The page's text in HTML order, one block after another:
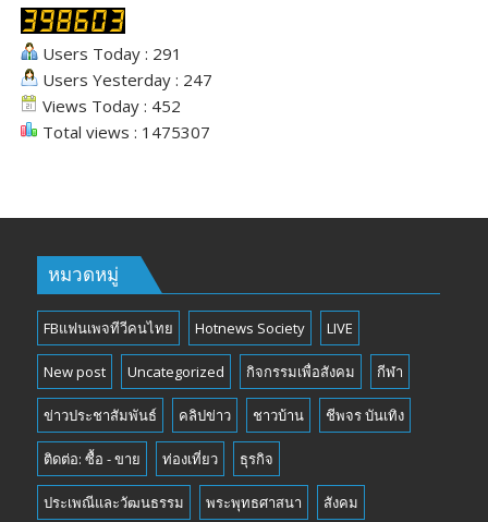
Users Today : 291
Users Yesterday : 247
Views Today : 452
Total views : 1475307
หมวดหมู่
FBแฟนเพจทีวีคนไทย Hotnews Society LIVE
New post Uncategorized กิจกรรมเพื่อสังคม กีฬา
ข่าวประชาสัมพันธ์ คลิปข่าว ชาวบ้าน ชีพจร บันเทิง
ติดต่อ: ซื้อ - ขาย ท่องเที่ยว ธุรกิจ
ประเพณีและวัฒนธรรม พระพุทธศาสนา สังคม